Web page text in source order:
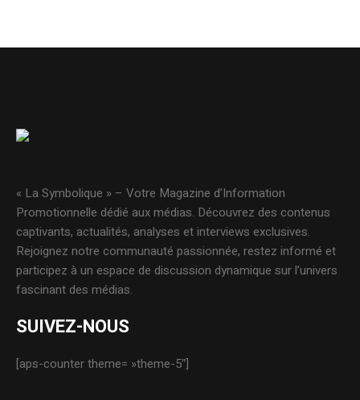
« La Symbolique » – Votre Magazine d’Information
Promotionnelle dédié aux médias. Découvrez des contenus
captivants, actualités, analyses et interviews exclusives.
Rejoignez notre communauté passionnée, restez informé et
participez à un espace de discussion dynamique sur l’univers
fascinant des médias.
SUIVEZ-NOUS
[aps-counter theme= »theme-5″]